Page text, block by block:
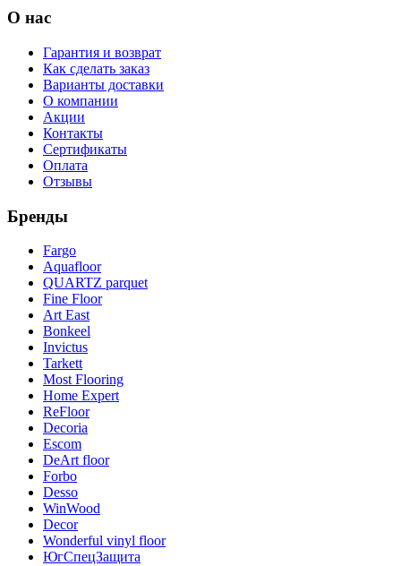
О нас
Гарантия и возврат
Как сделать заказ
Варианты доставки
О компании
Акции
Контакты
Сертификаты
Оплата
Отзывы
Бренды
Fargo
Aquafloor
QUARTZ parquet
Fine Floor
Art East
Bonkeel
Invictus
Tarkett
Most Flooring
Home Expert
ReFloor
Decoria
Escom
DeArt floor
Forbo
Desso
WinWood
Decor
Wonderful vinyl floor
ЮгСпецЗащита